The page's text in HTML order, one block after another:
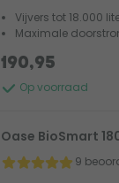
Vijvers tot 18.000
Maximale
Op voorraad
190,95
Oase BioSmart
9